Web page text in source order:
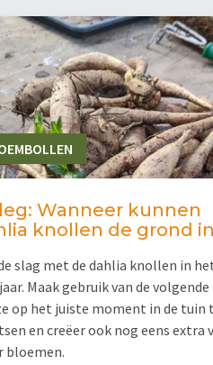
Wanneer kunnen
knollen de grond
slag met de dahlia knollen in
Maak gebruik van de
op het juiste moment in de tuin
en creëer ook nog eens extra
bloemen.